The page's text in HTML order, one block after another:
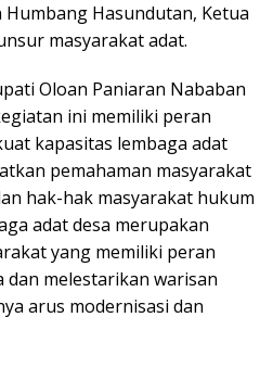
Hasundutan, Ketua
masyarakat adat.
Oloan Paniaran Nababan
ini memiliki peran
kapasitas lembaga adat
pemahaman masyarakat
hak-hak masyarakat hukum
adat desa merupakan
yang memiliki peran
melestarikan warisan
arus modernisasi dan